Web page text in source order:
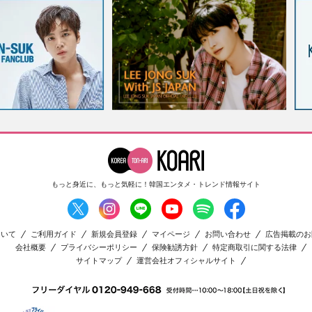
もっと身近に、もっと気軽に！ 韓国エンタメ・トレンド情報サイト
て ご利用ガイド 新規会員登録 マイページ お問い合わせ
広告掲載の
会社概要
プライバシーポリシー 保険勧誘方針
特定商取引に関する法律
サイトマップ
運営会社オフィシャルサイト